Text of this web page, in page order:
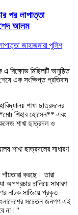
পর লাপাত্তা
আলম
বিক্ষোভ মিছিলটি অনুষ্ঠিত
এক সংক্ষিপ্ত প্রতিবাদ
শাখা ছাত্রদলের
শিহাব হোসেন** এবং
শাখা ছাত্রদল ও
শাখা ছাত্রদলের সাধারণ
করছে। তারা
অপপ্রচার চালিয়ে সাধারণ
নাটক সাজিয়ে প্রকৃত
সচেতন জনগণ এই
না।"